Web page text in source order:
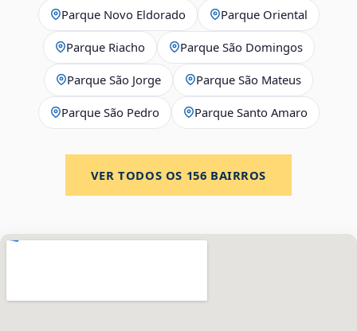
Parque Novo Eldorado Parque Oriental
Parque Riacho Parque São Domingos
Parque São Jorge Parque São Mateus
Parque São Pedro Parque Santo Amaro
VER TODOS OS 156 BAIRROS